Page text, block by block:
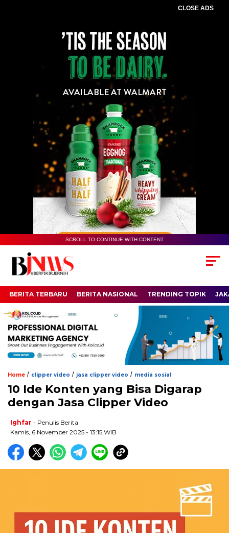
CLOSE ADS
SCROLL TO CONTINUE WITH CONTENT
BERITA TERBARU BERITA NASIONAL TRENDING TOPIK
Home / clipper video / jasa clipper video / media sosial
10 Ide Konten yang Bisa Digarap
dengan Jasa Clipper Video
Ighfar - Penulis Berita
Kamis, 6 November 2025 - 13:15 WIB